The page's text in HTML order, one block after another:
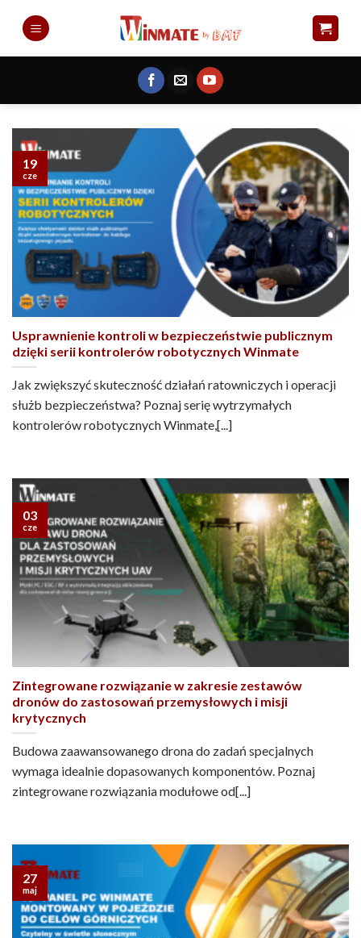
Usprawnienie kontroli w bezpieczeństwie publicznym
dzięki serii kontrolerów robotycznych Winmate
Jak zwiększyć skuteczność działań ratowniczych i operacji
służb bezpieczeństwa? Poznaj serię wytrzymałych
kontrolerów robotycznych Winmate,[...]
19
cze
Zintegrowane rozwiązanie w zakresie zestawów
dronów do zastosowań przemysłowych i misji
krytycznych
Budowa zaawansowanego drona do zadań specjalnych
wymaga idealnie dopasowanych komponentów. Poznaj
zintegrowane rozwiązania modułowe od[...]
03
cze
27
maj